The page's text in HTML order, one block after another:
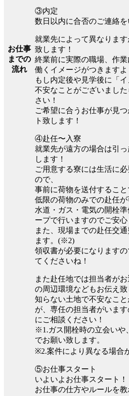
お仕事
までの
流れ
③内定
数日以内に合否のご連絡を
就業先によって異なりま
致します！
終業前に実際の職場、作
働くイメージがつきますよ
もし内定後や見学後に「
不安なことがございまし
さい！
ご希望に合うお仕事が見
ト致します！
④赴任〜入寮
就業先が遠方の場合は引
します！
ご用意する寮には生活に
ので、
事前に荷物を送付するこ
低限の荷物のみでの赴任が
水道・ガス・電気の開栓
ープで行いますのでご安心
また、現場までの赴任交
ます。(※2)
領収書が必要になります
てくださいね！
また赴任地では担当者が
の周辺環境などもお伝え致
知らない土地で不安なこ
が、専任の担当者がいま
にご相談ください！
※1.ガス開栓時の立会いや
でお願い致します。
※2.案件により異なる場合
⑤お仕事スタート
いよいよお仕事スタート！
お仕事の仕方やルールを